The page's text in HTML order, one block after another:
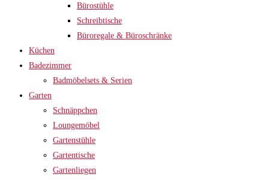
Bürostühle
Schreibtische
Büroregale & Büroschränke
Küchen
Badezimmer
Badmöbelsets & Serien
Garten
Schnäppchen
Loungemöbel
Gartenstühle
Gartentische
Gartenliegen